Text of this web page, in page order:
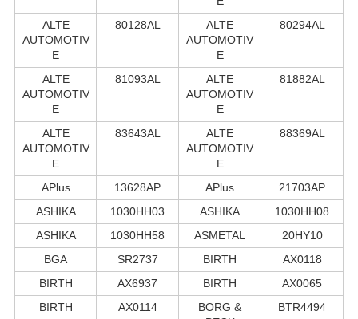
ALTE
AUTOMOTIV
E
80128AL
ALTE
AUTOMOTIV
E
80294AL
ALTE
AUTOMOTIV
E
81093AL
ALTE
AUTOMOTIV
E
81882AL
ALTE
AUTOMOTIV
E
83643AL
ALTE
AUTOMOTIV
E
88369AL
APlus 13628AP APlus
21703AP
ASHIKA
1030HH03 ASHIKA
1030HH08
ASHIKA
1030HH58 ASMETAL
20HY10
BGA
SR2737 BIRTH
AX0118
BIRTH
AX6937 BIRTH
AX0065
BIRTH
AX0114
BORG &
BTR4494